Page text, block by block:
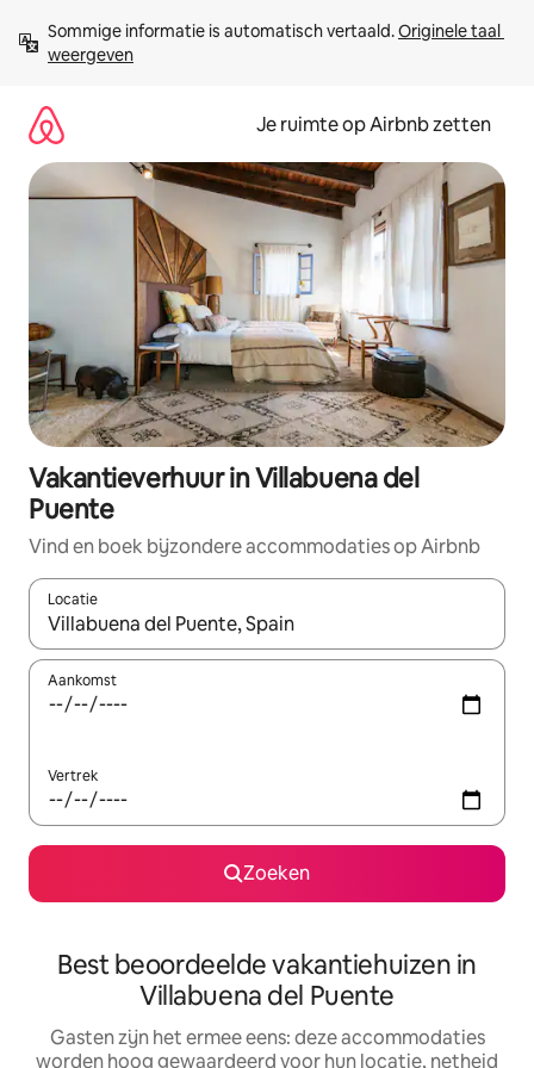
direct
naar
Sommige informatie is automatisch vertaald. Originele taal
weergeven
Je ruimte op Airbnb zetten
Vakantieverhuur in Villabuena del
Puente
Vind en boek bijzondere accommodaties op Airbnb
Locatie
Wanneer er suggesties beschikbaar zijn, maak je een keuze
Aankomst
Vertrek
Zoeken
Best beoordeelde vakantiehuizen in
Villabuena del Puente
Gasten zijn het ermee eens: deze accommodaties
worden hoog gewaardeerd voor hun locatie, netheid